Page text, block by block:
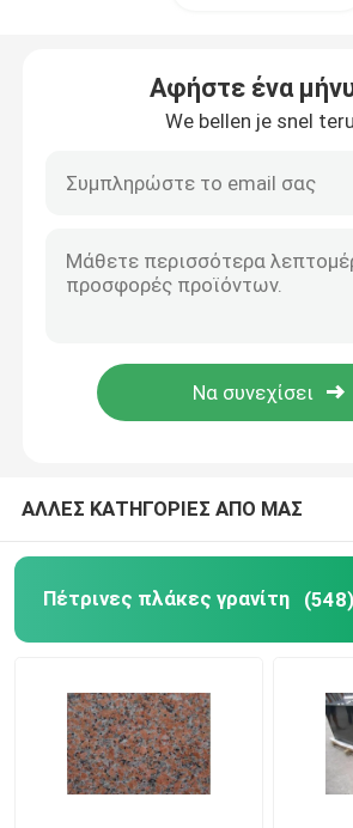
Μπεζ μαρμάρινη πλάκα
Πλάκα Onyx νεφριτών
φυσικά countertops πετρών
φυσικές εστίες πετρών
κεραμίδια μωσαϊκών γυαλιού
Αφήστε ένα
We bellen je snel
ΑΛΛΕΣ ΚΑΤΗΓΟΡΙΕΣ ΑΠΟ ΜΑΣ
Πέτρινες πλάκες γρανίτη (548)